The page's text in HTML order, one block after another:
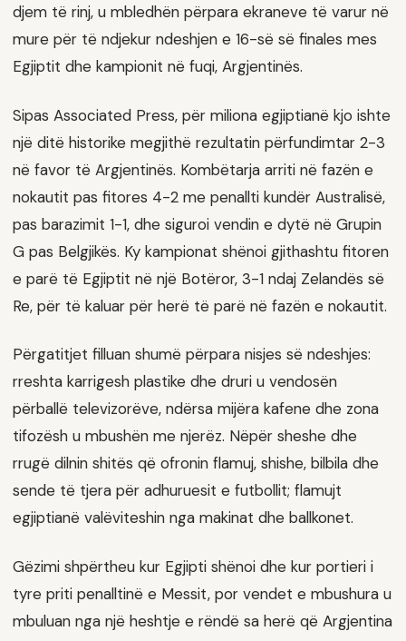
djem të rinj, u mbledhën përpara ekraneve të varur në
mure për të ndjekur ndeshjen e 16-së së finales mes
Egjiptit dhe kampionit në fuqi, Argjentinës.
Sipas Associated Press, për miliona egjiptianë kjo ishte
një ditë historike megjithë rezultatin përfundimtar 2-3
në favor të Argjentinës. Kombëtarja arriti në fazën e
nokautit pas fitores 4-2 me penallti kundër Australisë,
pas barazimit 1-1, dhe siguroi vendin e dytë në Grupin
G pas Belgjikës. Ky kampionat shënoi gjithashtu fitoren
e parë të Egjiptit në një Botëror, 3-1 ndaj Zelandës së
Re, për të kaluar për herë të parë në fazën e nokautit.
Përgatitjet filluan shumë përpara nisjes së ndeshjes:
rreshta karrigesh plastike dhe druri u vendosën
përballë televizorëve, ndërsa mijëra kafene dhe zona
tifozësh u mbushën me njerëz. Nëpër sheshe dhe
rrugë dilnin shitës që ofronin flamuj, shishe, bilbila dhe
sende të tjera për adhuruesit e futbollit; flamujt
egjiptianë valëviteshin nga makinat dhe ballkonet.
Gëzimi shpërtheu kur Egjipti shënoi dhe kur portieri i
tyre priti penalltinë e Messit, por vendet e mbushura u
mbuluan nga një heshtje e rëndë sa herë që Argjentina